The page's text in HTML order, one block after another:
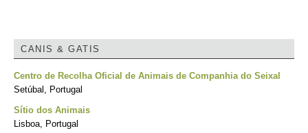
CANIS & GATIS
Centro de Recolha Oficial de Animais de Companhia do Seixal
Setúbal, Portugal
Sítio dos Animais
Lisboa, Portugal